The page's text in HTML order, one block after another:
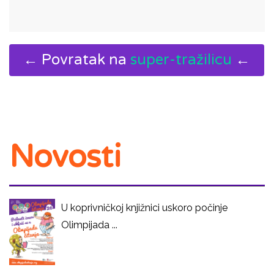
← Povratak na super-tražilicu ←
Novosti
U koprivničkoj knjižnici uskoro počinje
Olimpijada ...